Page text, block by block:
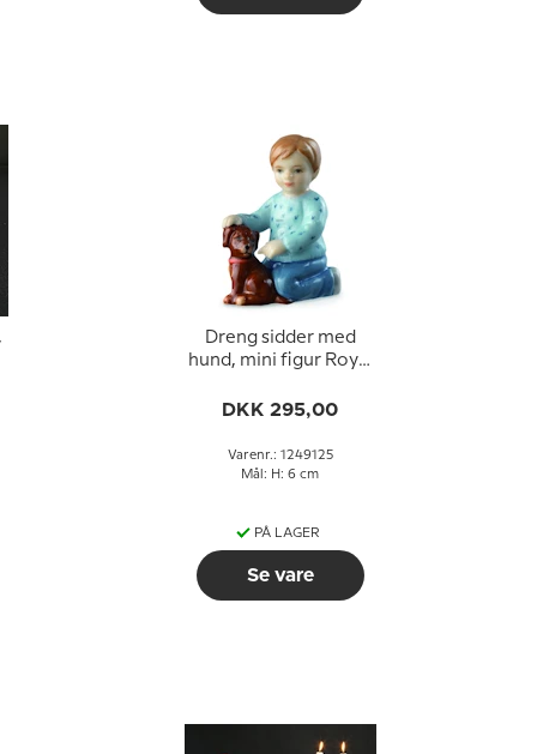
Dreng sidder med
hund, mini figur Royal
DKK 295,00
Varenr.: 1249125
Mål: H: 6 cm
PÅ LAGER
Se vare